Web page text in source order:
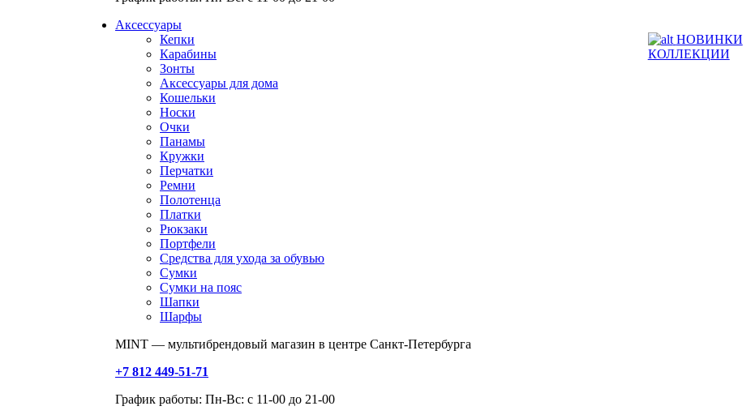
Аксессуары
Кепки
Карабины
Зонты
Аксессуары для дома
Кошельки
Носки
Очки
Панамы
Кружки
Перчатки
Ремни
Полотенца
Платки
Рюкзаки
Портфели
Средства для ухода за обувью
Сумки
Сумки на пояс
Шапки
Шарфы
НОВИНКИ
КОЛЛЕКЦИИ
MINT — мультибрендовый магазин в центре Санкт-Петербурга
+7 812 449-51-71
График работы: Пн-Вс: с 11-00 до 21-00